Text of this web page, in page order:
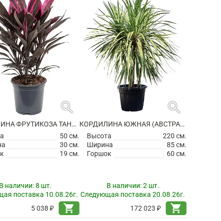
search
КОРДИЛИНА ФРУТИКОЗА ТАНГО
50 см.
30 см.
19 см.
наличии:8 шт.
поставка 10.08.26г.
5 038 ₽
shopping_cart
search
КОРДИЛИНА ЮЖНАЯ (АВСТРАЛИЙСКАЯ)
Высота
220 см.
Ширина
85 см.
Горшок
60 см.
В наличии:2 шт.
Следующая поставка 20.08.26г.
172 023 ₽
shopping_cart